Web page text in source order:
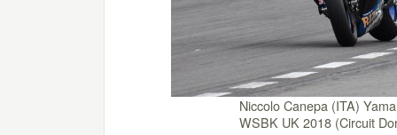
Niccolo Canepa (ITA)
WSBK UK 2018 (Circuit